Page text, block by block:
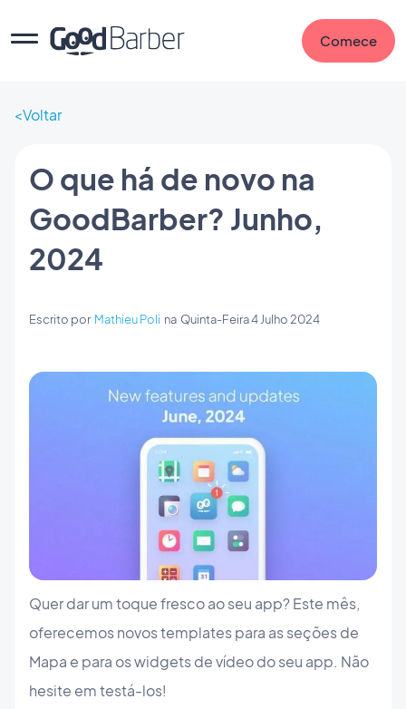
Comece
Voltar
O que há de novo na
GoodBarber? Junho,
2024
Escrito por Mathieu Poli na Quinta-Feira 4 Julho 2024
Quer dar um toque fresco ao seu app? Este mês,
oferecemos novos templates para as seções de
Mapa e para os widgets de vídeo do seu app. Não
hesite em testá-los!